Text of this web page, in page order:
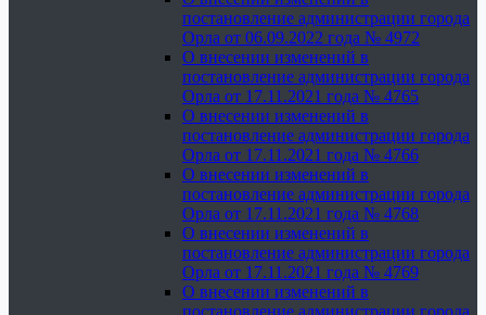
постановление администрации города
Орла от 06.09.2022 года № 4972
О внесении изменений в
постановление администрации города
Орла от 17.11.2021 года № 4765
О внесении изменений в
постановление администрации города
Орла от 17.11.2021 года № 4766
О внесении изменений в
постановление администрации города
Орла от 17.11.2021 года № 4768
О внесении изменений в
постановление администрации города
Орла от 17.11.2021 года № 4769
О внесении изменений в
постановление администрации города